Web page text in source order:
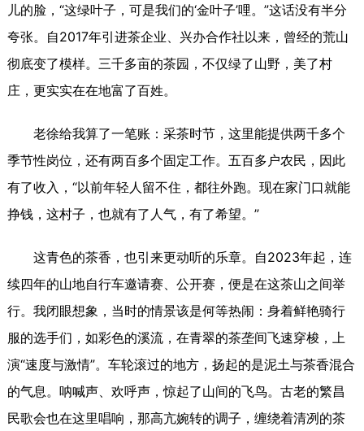
儿的脸，“这绿叶子，可是我们的‘金叶子’哩。”这话没有半分
夸张。自2017年引进茶企业、兴办合作社以来，曾经的荒山
彻底变了模样。三千多亩的茶园，不仅绿了山野，美了村
庄，更实实在在地富了百姓。
老徐给我算了一笔账：采茶时节，这里能提供两千多个
季节性岗位，还有两百多个固定工作。五百多户农民，因此
有了收入，“以前年轻人留不住，都往外跑。现在家门口就能
挣钱，这村子，也就有了人气，有了希望。”
这青色的茶香，也引来更动听的乐章。自2023年起，连
续四年的山地自行车邀请赛、公开赛，便是在这茶山之间举
行。我闭眼想象，当时的情景该是何等热闹：身着鲜艳骑行
服的选手们，如彩色的溪流，在青翠的茶垄间飞速穿梭，上
演“速度与激情”。车轮滚过的地方，扬起的是泥土与茶香混合
的气息。呐喊声、欢呼声，惊起了山间的飞鸟。古老的繁昌
民歌会也在这里唱响，那高亢婉转的调子，缠绕着清冽的茶